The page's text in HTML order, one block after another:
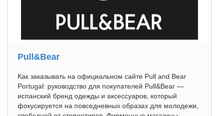
Pull&Bear
Как заказывать на официальном сайте Pull and Bear
Portugal: руководство для покупателей Pull&Bear —
испанский бренд одежды и аксессуаров, который
фокусируется на повседневных образах для молодежи,